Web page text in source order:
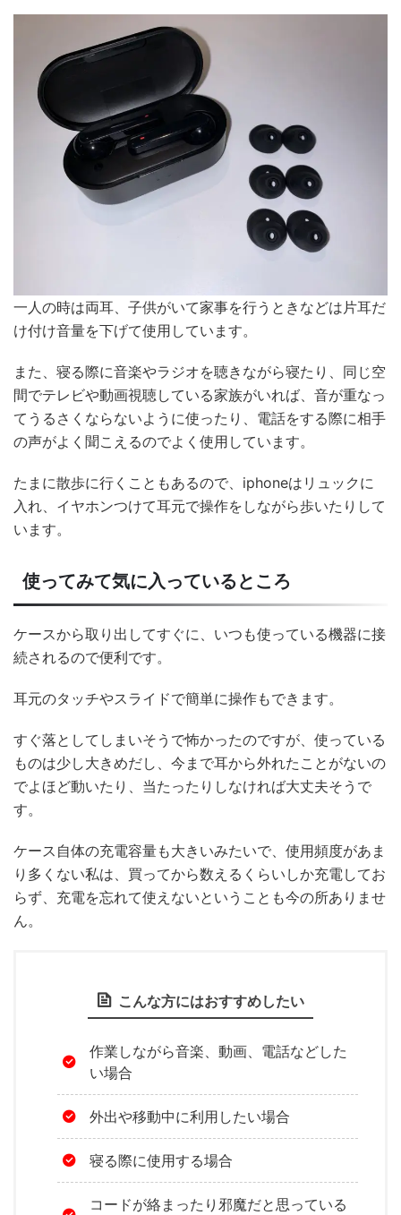
一人の時は両耳、子供がいて家事を行うときなどは片耳だ
け付け音量を下げて使用しています。
また、寝る際に音楽やラジオを聴きながら寝たり、同じ空
間でテレビや動画視聴している家族がいれば、音が重なっ
てうるさくならないように使ったり、電話をする際に相手
の声がよく聞こえるのでよく使用しています。
たまに散歩に行くこともあるので、iphoneはリュックに
入れ、イヤホンつけて耳元で操作をしながら歩いたりして
います。
使ってみて気に入っているところ
ケースから取り出してすぐに、いつも使っている機器に接
続されるので便利です。
耳元のタッチやスライドで簡単に操作もできます。
すぐ落としてしまいそうで怖かったのですが、使っている
ものは少し大きめだし、今まで耳から外れたことがないの
でよほど動いたり、当たったりしなければ大丈夫そうで
す。
ケース自体の充電容量も大きいみたいで、使用頻度があま
り多くない私は、買ってから数えるくらいしか充電してお
らず、充電を忘れて使えないということも今の所ありませ
ん。
こんな方にはおすすめしたい
作業しながら音楽、動画、電話などした
い場合
外出や移動中に利用したい場合
寝る際に使用する場合
コードが絡まったり邪魔だと思っている